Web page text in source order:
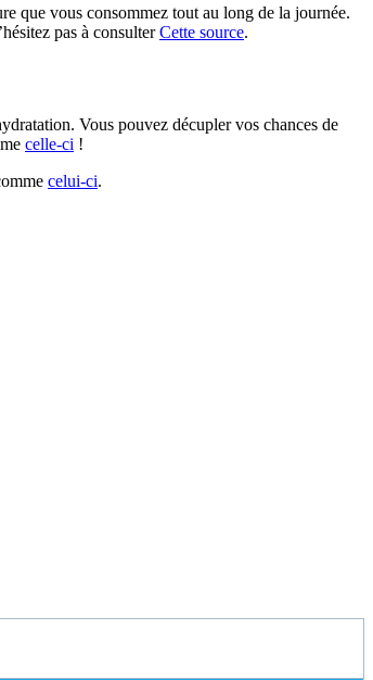
que vous consommez tout au long de la journée.
pas à consulterCette source.
Vous pouvez décupler vos chances de
celle-ci !
celui-ci.